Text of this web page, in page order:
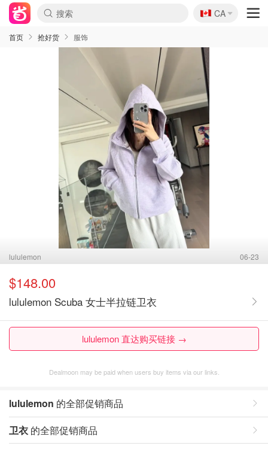
🇨🇦
CA
首页 抢好货 服饰
lululemon 06-23
$148.00
lululemon Scuba 女士半拉链卫衣
lululemon 直达购买链接 →
Dealmoon may be paid when users buy items via our links.
lululemon 的全部促销商品
卫衣 的全部促销商品